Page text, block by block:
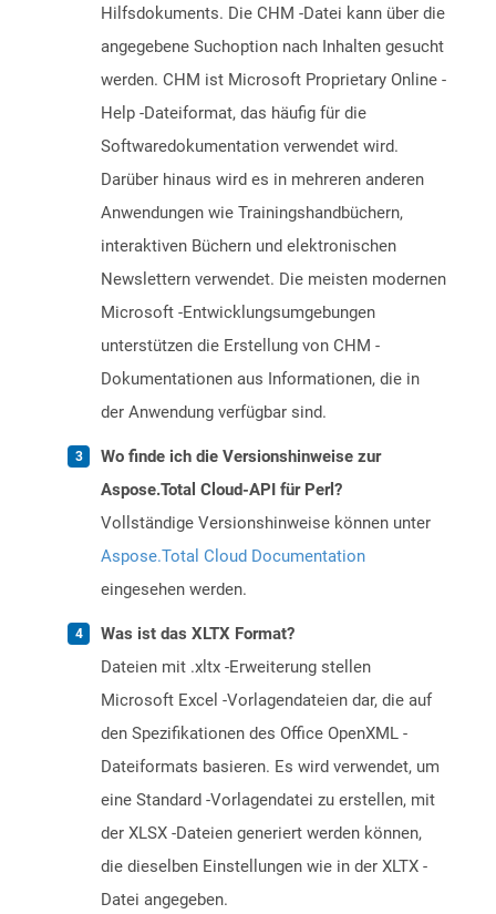
Hilfsdokuments. Die CHM -Datei kann über die
angegebene Suchoption nach Inhalten gesucht
werden. CHM ist Microsoft Proprietary Online -
Help -Dateiformat, das häufig für die
Softwaredokumentation verwendet wird.
Darüber hinaus wird es in mehreren anderen
Anwendungen wie Trainingshandbüchern,
interaktiven Büchern und elektronischen
Newslettern verwendet. Die meisten modernen
Microsoft -Entwicklungsumgebungen
unterstützen die Erstellung von CHM -
Dokumentationen aus Informationen, die in
der Anwendung verfügbar sind.
Wo finde ich die Versionshinweise zur
Aspose.Total Cloud-API für Perl?
Vollständige Versionshinweise können unter
Aspose.Total Cloud Documentation
eingesehen werden.
Was ist das XLTX Format?
Dateien mit .xltx -Erweiterung stellen
Microsoft Excel -Vorlagendateien dar, die auf
den Spezifikationen des Office OpenXML -
Dateiformats basieren. Es wird verwendet, um
eine Standard -Vorlagendatei zu erstellen, mit
der XLSX -Dateien generiert werden können,
die dieselben Einstellungen wie in der XLTX -
Datei angegeben.